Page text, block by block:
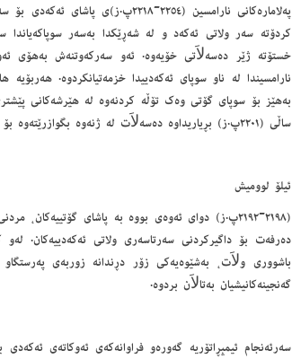
پەلامارەکانی نارامسین (٢٢٥٤-
کردۆتە سەر ولاتی ئەکەد و لە شەڕێکدا بەسەر
خستۆتە ژێر دەسەلاَتی خۆیەوە. ئەو سەرکەوتنەش بەھۆی
نارامسیندا لە ناو سوپای ئەکەدییدا خزمەتیانکردوە.
بەھێز بۆ سوپای گۆتی وەک تۆڵە کردنەوە لە ھێرشەکانی
ساڵی (٢٢٠١پ.ز) بڕیاریداوە دەسەلاَت لە ژنەوە بگوازرێتەوە بۆ پیاو.
ئیلۆ لوومیش
دەرفەت بۆ داگیرکردنی سەرتاسەری ولاتی ئەکەدییەکان.
باشووری ولاَت، بەشێوەیەکی زۆر دڕندانە زوربەی پەرستگاو
گەنجینەکانیشیان بەتالاَن بردوە.
سەرئەنجام ئیمپڕاتۆریە گەورەو فراوانەکەی ئەوکاتەی